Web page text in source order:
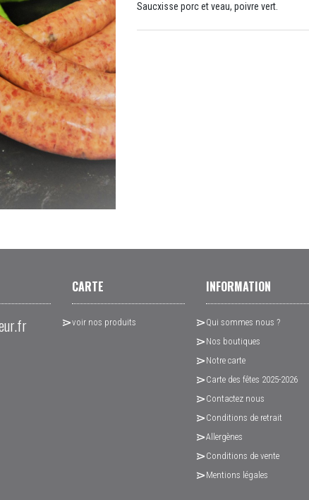
Saucxisse porc et veau, poivre vert.
CARTE
voir nos produits
INFORMATION
Qui sommes nous ?
Nos boutiques
Notre carte
Carte des fêtes 2025-2026
Contactez nous
Conditions de retrait
Allergènes
Conditions de vente
Mentions légales